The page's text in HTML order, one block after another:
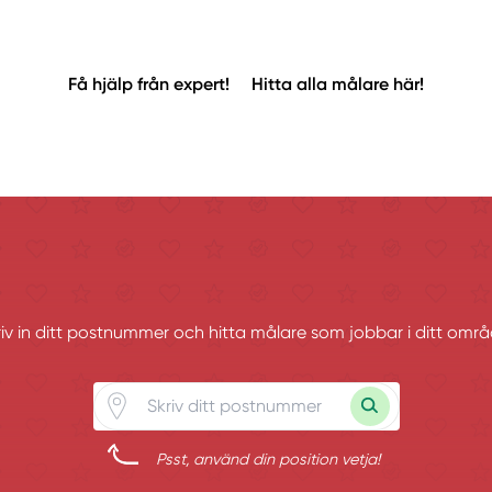
Få hjälp från expert! Hitta alla målare här!
in ditt postnummer och hitta målare som jobbar i ditt
Psst, använd din position vetja!